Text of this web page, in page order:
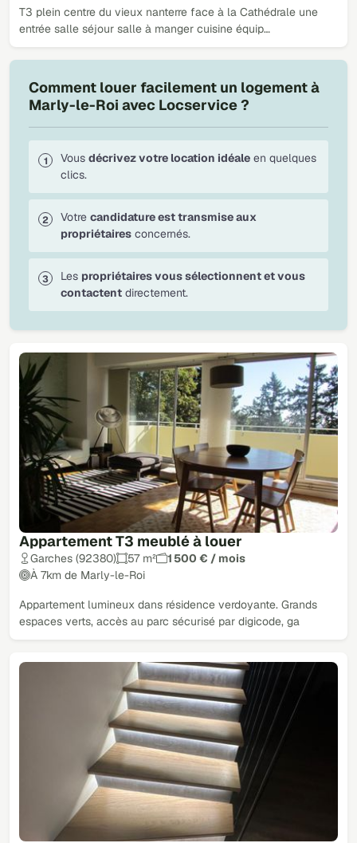
T3 plein centre du vieux nanterre face à la Cathédrale une
entrée salle séjour salle à manger cuisine équip…
Appartement T3 meublé à louer
Garches (92380) 57 m²
1 500 € / mois
À 7km de Marly-le-Roi
Appartement lumineux dans résidence verdoyante. Grands
espaces verts, accès au parc sécurisé par digicode, ga
Comment louer facilement un logement à
Marly-le-Roi avec Locservice ?
Vous décrivez votre location idéale en quelques
clics.
Votre candidature est transmise aux
propriétaires concernés.
Les propriétaires vous sélectionnent et vous
contactent directement.